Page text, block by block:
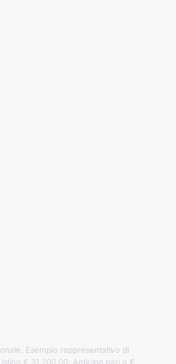
Esempio rappresentativo di
€ 31.200,00; Anticipo pari a €